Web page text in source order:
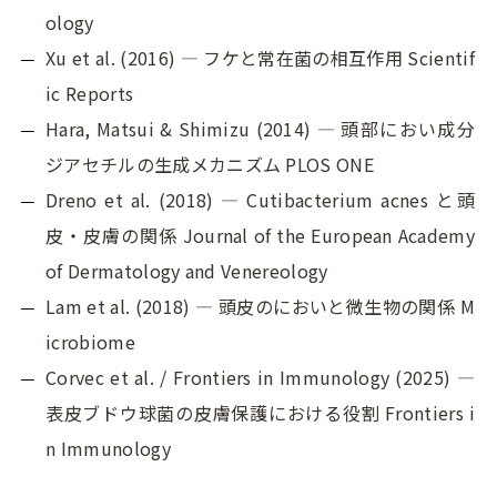
ology
Xu et al. (2016) — フケと常在菌の相互作用 Scientif
ic Reports
Hara, Matsui & Shimizu (2014) — 頭部におい成分
ジアセチルの生成メカニズム PLOS ONE
Dreno et al. (2018) — Cutibacterium acnes と頭
皮・皮膚の関係 Journal of the European Academy
of Dermatology and Venereology
Lam et al. (2018) — 頭皮のにおいと微生物の関係 M
icrobiome
Corvec et al. / Frontiers in Immunology (2025) —
表皮ブドウ球菌の皮膚保護における役割 Frontiers i
n Immunology